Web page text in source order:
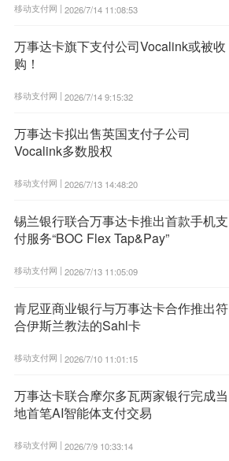
移动支付网 | 2026/7/14 11:08:53
万事达卡旗下支付公司Vocalink或被收
购！
移动支付网 | 2026/7/14 9:15:32
万事达卡拟出售英国支付子公司
Vocalink多数股权
移动支付网 | 2026/7/13 14:48:20
锡兰银行联合万事达卡推出首款手机支
付服务“BOC Flex Tap&Pay”
移动支付网 | 2026/7/13 11:05:09
肯尼亚商业银行与万事达卡合作推出符
合伊斯兰教法的Sahl卡
移动支付网 | 2026/7/10 11:01:15
万事达卡联合摩尔多瓦两家银行完成当
地首笔AI智能体支付交易
移动支付网 | 2026/7/9 10:33:14